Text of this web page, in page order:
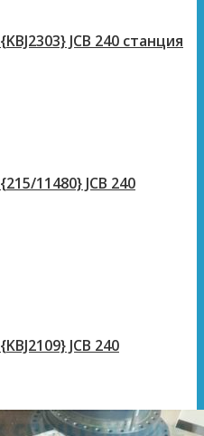
{KBJ2303} JCB 240 станция
{215/11480} JCB 240
{KBJ2109} JCB 240